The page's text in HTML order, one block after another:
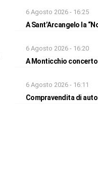
6 Agosto 2026 - 16:25
A Sant’Arcangelo la
6 Agosto 2026 - 16:20
A Monticchio
6 Agosto 2026 - 16:11
Compravendita di